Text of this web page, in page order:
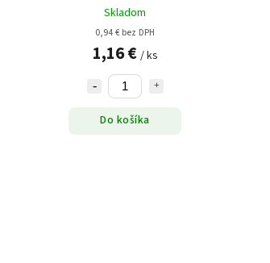
Skladom
0,94 € bez DPH
1,16 € / ks
Do košíka